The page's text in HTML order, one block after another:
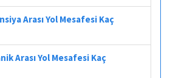
Arası Yol Mesafesi Kaç
Arası Yol Mesafesi Kaç